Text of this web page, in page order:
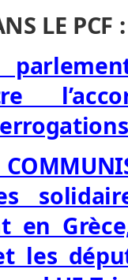
LE PCF :
en
les